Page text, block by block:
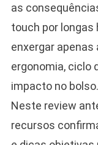
as
touch por longas
enxergar apenas
ergonomia, ciclo
impacto no bolso.
Neste review
recursos